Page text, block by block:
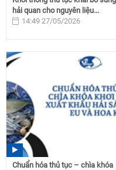
hải quan cho nguyên liệu...
14:49 27/05/2026
Chuẩn hóa thủ tục – chìa khóa